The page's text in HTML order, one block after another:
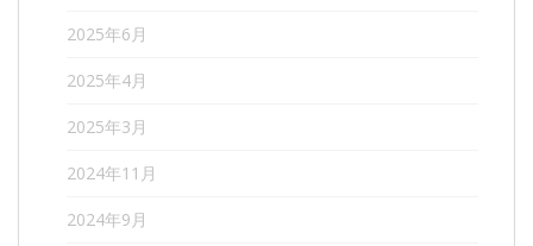
2025年6月
2025年4月
2025年3月
2024年11月
2024年9月